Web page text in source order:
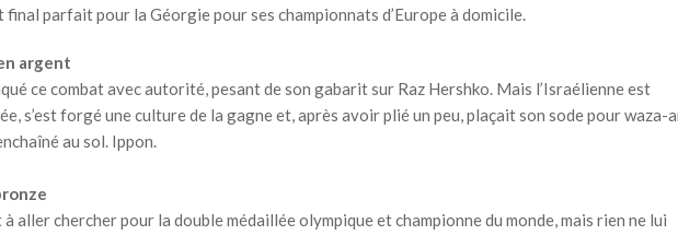
final parfait pour la Géorgie pour ses championnats d’Europe à domicile.
argent
ce combat avec autorité, pesant de son gabarit sur Raz Hershko. Mais l’Israélienne est
s’est forgé une culture de la gagne et, après avoir plié un peu, plaçait son sode pour waza-
au sol. Ippon.
aller chercher pour la double médaillée olympique et championne du monde, mais rien ne lui